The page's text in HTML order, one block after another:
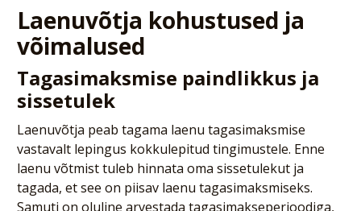
Laenuvõtja kohustused ja
võimalused
Tagasimaksmise paindlikkus ja
sissetulek
Laenuvõtja peab tagama laenu tagasimaksmise
vastavalt lepingus kokkulepitud tingimustele. Enne
laenu võtmist tuleb hinnata oma sissetulekut ja
tagada, et see on piisav laenu tagasimaksmiseks.
Samuti on oluline arvestada tagasimakseperioodiga,